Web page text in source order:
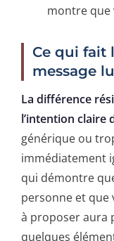
montre que
Ce qui fait
message
La différence
l’intention claire
générique ou
immédiatement
qui démontre
personne et que
à proposer aura
quelques